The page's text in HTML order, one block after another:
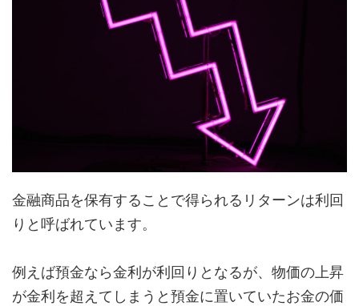
金融商品を保有することで得られるリターンは利回
りと呼ばれています。
例えば預金なら金利が利回りとなるが、物価の上昇
が金利を超えてしまうと預金に置いていたお金の価